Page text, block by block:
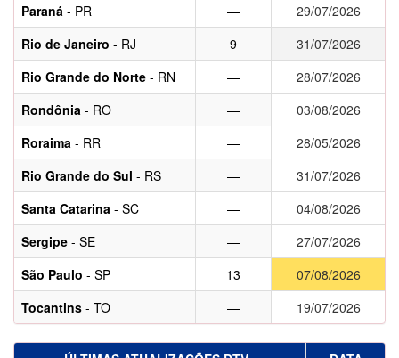
Paraná - PR —
29/07/2026
Rio de Janeiro - RJ 9
31/07/2026
Rio Grande do Norte - RN —
28/07/2026
Rondônia - RO —
03/08/2026
Roraima - RR —
28/05/2026
Rio Grande do Sul - RS —
31/07/2026
Santa Catarina - SC —
04/08/2026
Sergipe - SE —
27/07/2026
São Paulo - SP 13
07/08/2026
Tocantins - TO — 19/07/2026